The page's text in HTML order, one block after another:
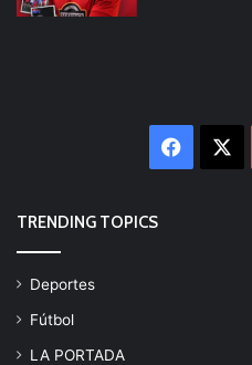
TRENDING TOPICS
Deportes
Fútbol
LA PORTADA